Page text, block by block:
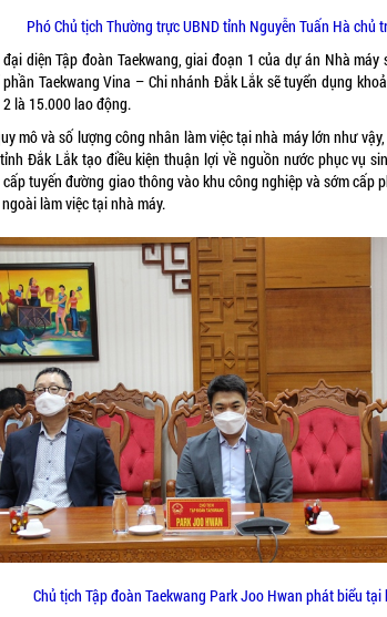
Phó Chủ tịch Thường trực UBND tỉnh Nguyễn Tuấn Hà chủ
đại diện Tập đoàn Taekwang, giai đoạn 1 của dự án Nhà máy
phần Taekwang Vina – Chi nhánh Đắk Lắk sẽ tuyển dụng
là 15.000 lao động.
mô và số lượng công nhân làm việc tại nhà máy lớn như
Đắk Lắk tạo điều kiện thuận lợi về nguồn nước phục vụ
tuyến đường giao thông vào khu công nghiệp và sớm cấp
làm việc tại nhà máy.
Chủ tịch Tập đoàn Taekwang Park Joo Hwan phát biểu tại